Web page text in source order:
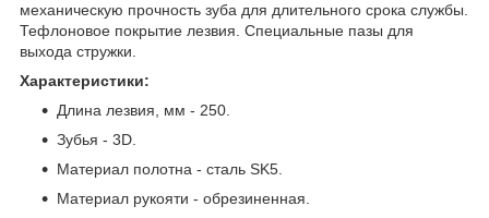
механическую прочность зуба для длительного срока службы.
Тефлоновое покрытие лезвия. Специальные пазы для
выхода стружки.
Характеристики:
Длина лезвия, мм - 250.
Зубья - 3D.
Материал полотна - сталь SK5.
Материал рукояти - обрезиненная.